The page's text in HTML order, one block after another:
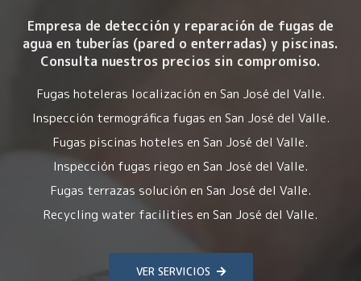
Empresa de detección y reparación de fugas de
agua en tuberías (pared o enterradas) y piscinas.
Consulta nuestros precios sin compromiso.
Fugas hoteleras localización en San José del Valle.
Inspección termográfica fugas en San José del Valle.
Fugas piscinas hoteles en San José del Valle.
Inspección fugas riego en San José del Valle.
Fugas terrazas solución en San José del Valle.
Recycling water facilities en San José del Valle.
VER SERVICIOS